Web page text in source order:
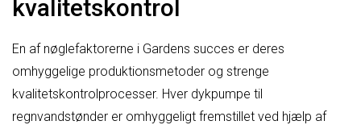
kvalitetskontrol
En af nøglefaktorerne i Gardens succes er deres
omhyggelige produktionsmetoder og strenge
kvalitetskontrolprocesser. Hver dykpumpe til
regnvandstønder er omhyggeligt fremstillet ved hjælp af